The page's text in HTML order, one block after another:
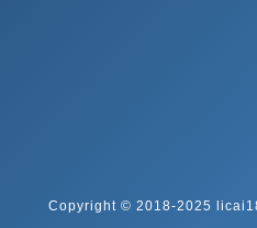
Copyright © 2018-2025